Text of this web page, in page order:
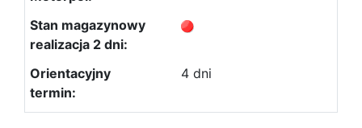
4 dni